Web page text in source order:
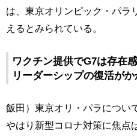
は、東京オリンピック・パラ
えるとみられている。
ワクチン提供でG7は存在
リーダーシップの復活が
飯田）東京オリ・パラについ
やはり新型コロナ対策に焦点